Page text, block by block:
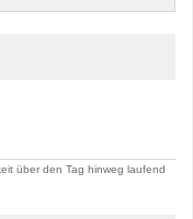
über den Tag hinweg laufend